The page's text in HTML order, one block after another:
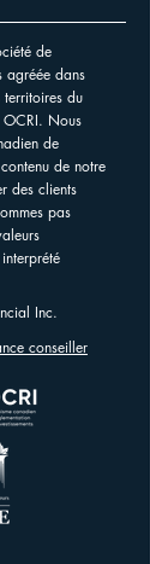
de
agréée dans
territoires du
Nous
de
de notre
des clients
pas
Inc.
conseiller